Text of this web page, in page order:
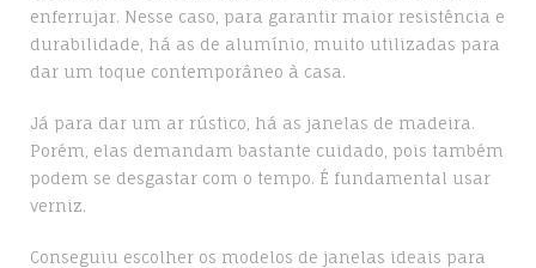
enferrujar. Nesse caso, para garantir maior resistência e
durabilidade, há as de alumínio, muito utilizadas para
dar um toque contemporâneo à casa.
Já para dar um ar rústico, há as janelas de madeira.
Porém, elas demandam bastante cuidado, pois também
podem se desgastar com o tempo. É fundamental usar
verniz.
Conseguiu escolher os modelos de janelas ideais para